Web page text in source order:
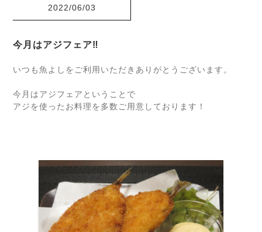
2022/06/03
今月はアジフェア‼
いつも魚よしをご利用いただきありがとうございます。
今月はアジフェアということで
アジを使ったお料理を多数ご用意しております！